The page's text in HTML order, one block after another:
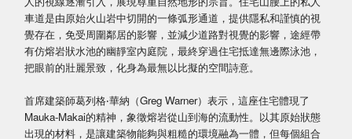
車道是由原始火山岩中切開的一條弧形通道，提供隱私和謹慎的視
覺存在，免受周圍鄰居的影響，並減少道路對視覺的影響，途經帶
有仿熔岩狀水池的幽靜室內庭院，最終穿過住宅抵達無邊際泳池，
把眼前的壯麗景致，化身為最無以比擬的空間詩意。
首席建築師葛列格‧華納（Greg Warner）表示，這座住宅體現了
Mauka-Makai的精神，象徵熔岩從山到海的流動性。以其原始狀態
出現的材料，是讓建築物能夠與粗糙的環境融為一體，但每個組合